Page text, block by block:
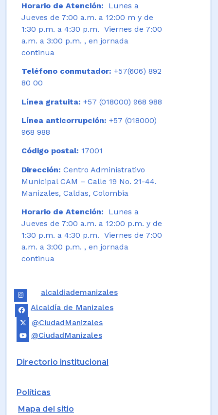
Horario de Atención:
Lunes a
Jueves de 7:00 a.m. a 12:00 m y de
1:30 p.m. a 4:30 p.m. Viernes de 7:00
a.m. a 3:00 p.m. , en jornada
continua
Teléfono conmutador: +57(606) 892
80 00
Línea gratuita: +57 (018000) 968 988
Línea anticorrupción: +57 (018000)
968 988
Código postal: 17001
Dirección: Centro Administrativo
Municipal CAM – Calle 19 No. 21-44.
Manizales, Caldas, Colombia
Horario de Atención: Lunes a
Jueves de 7:00 a.m. a 12:00 p.m. y de
1:30 p.m. a 4:30 p.m. Viernes de 7:00
a.m. a 3:00 p.m. , en jornada
continua
alcaldiademanizales
Alcaldía de Manizales
@CiudadManizales
@CiudadManizales
Directorio institucional
Políticas
Mapa del sitio